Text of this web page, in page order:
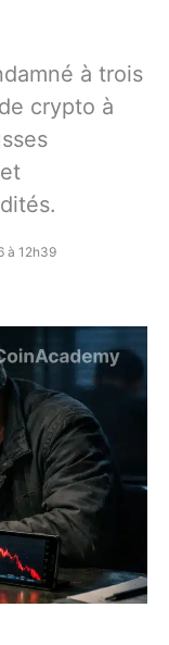
à trois
crypto à
à 12h39